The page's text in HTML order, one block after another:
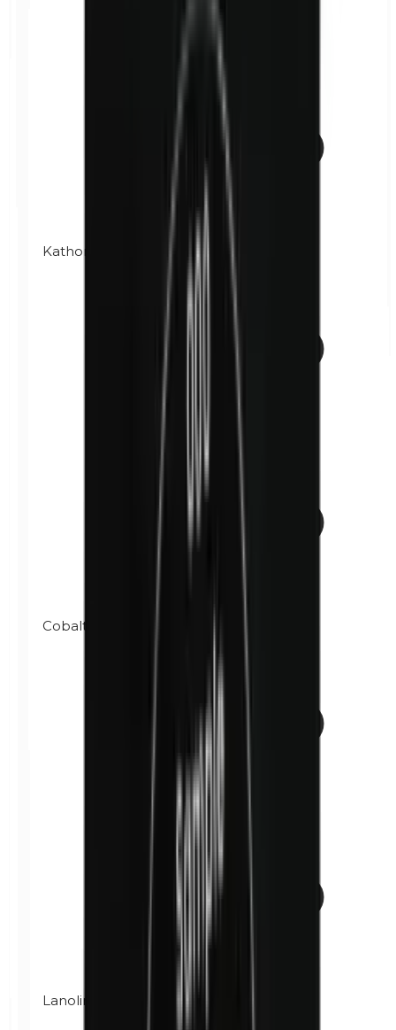
Kathon
Cobalt
Lanoline (graisse de laine)